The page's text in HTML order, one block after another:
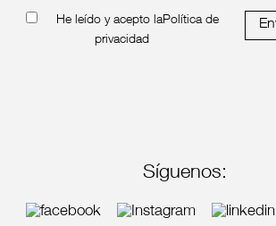
He leído y acepto laPolítica de
privacidad
Síguenos: